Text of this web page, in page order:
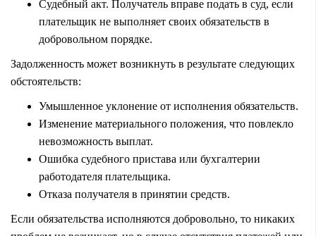
Судебный акт. Получатель вправе подать в суд, если
плательщик не выполняет своих обязательств в
добровольном порядке.
Задолженность может возникнуть в результате следующих
обстоятельств:
Умышленное уклонение от исполнения обязательств.
Изменение материального положения, что повлекло
невозможность выплат.
Ошибка судебного пристава или бухгалтерии
работодателя плательщика.
Отказа получателя в принятии средств.
Если обязательства исполняются добровольно, то никаких